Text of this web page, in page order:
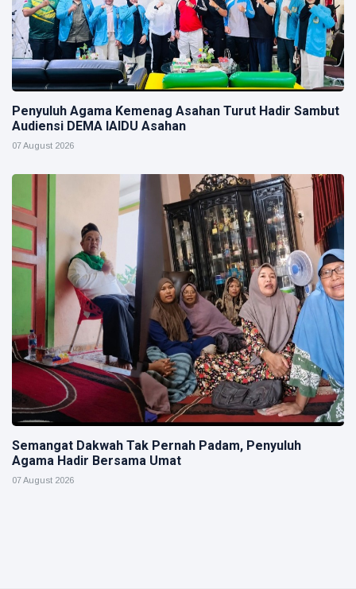
Penyuluh Agama Kemenag Asahan Turut Hadir Sambut
Audiensi DEMA IAIDU Asahan
07 August 2026
Semangat Dakwah Tak Pernah Padam, Penyuluh
Agama Hadir Bersama Umat
07 August 2026